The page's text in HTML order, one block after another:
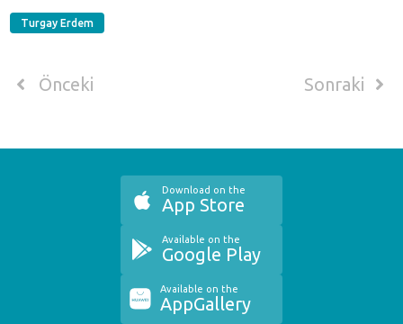
Turgay Erdem
Önceki Sonraki
Download on the
App Store
Available on the
Google Play
Available on the
AppGallery